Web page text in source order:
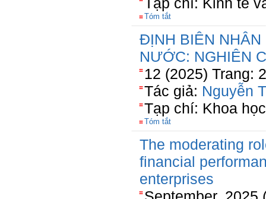
Tóm tắt
ĐỊNH BIÊN
NƯỚC: NGHIÊN
12 (2025) Trang:
Tác giả: Nguyễn
Tạp chí: Khoa
Tóm tắt
The moderating
financial
enterprises